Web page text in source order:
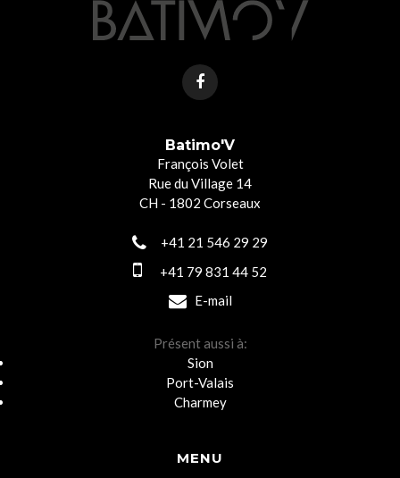
MENU
Batimo'V
François Volet
Rue du Village 14
CH - 1802 Corseaux
+41 21 546 29 29
+41 79 831 44 52
E-mail
Présent aussi à:
Sion
Port-Valais
Charmey